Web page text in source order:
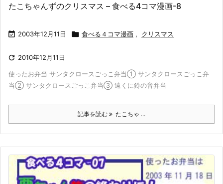
たこちゃんずのクリスマス – 食べる4コマ漫画-8
 2003年12月11日  食べる４コマ漫画 , クリスマス
 2010年12月11日
使ったお弁当 サンタクロースごっこ弁当① サンタクロースごっこ弁
当② サンタクロースごっこ弁当③ 遠くに鈴の音弁当
記事を読む たこちゃ ...